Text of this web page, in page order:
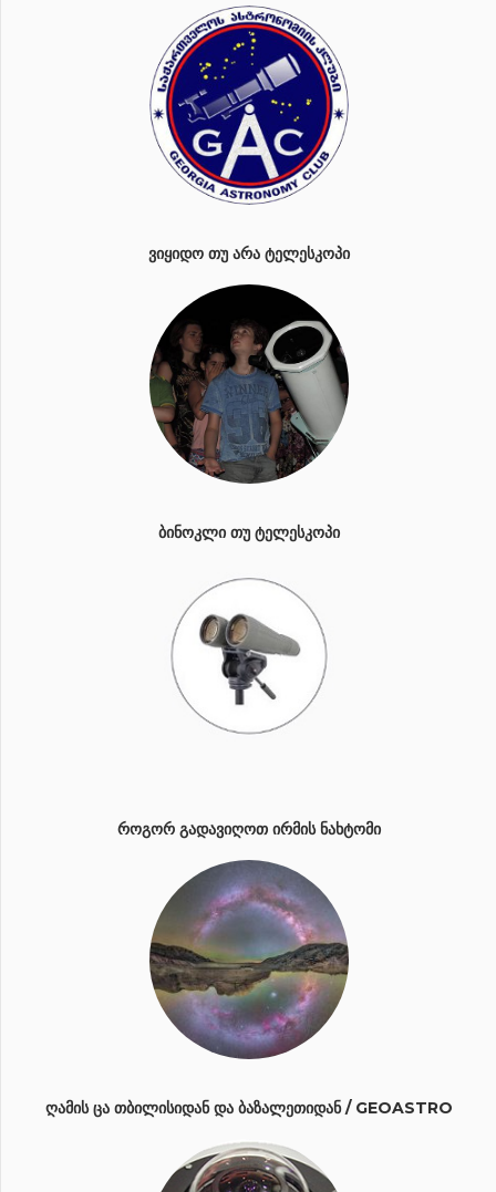
ᲕᲘᲧᲘᲓᲝ ᲗᲣ ᲐᲠᲐ ᲢᲔᲚᲔᲡᲙᲝᲞᲘ
ᲑᲘᲜᲝᲙᲚᲘ ᲗᲣ ᲢᲔᲚᲔᲡᲙᲝᲞᲘ
ᲠᲝᲒᲝᲠ ᲒᲐᲓᲐᲕᲘᲦᲝᲗ ᲘᲠᲛᲘᲡ ᲜᲐᲮᲢᲝᲛᲘ
ᲦᲐᲛᲘᲡ ᲪᲐ ᲗᲑᲘᲚᲘᲡᲘᲓᲐᲜ ᲓᲐ ᲑᲐᲖᲐᲚᲔᲗᲘᲓᲐᲜ / GEOASTRO